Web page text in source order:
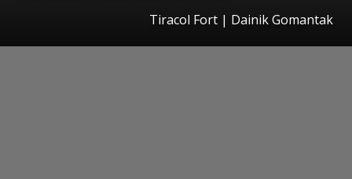
Tiracol Fort | Dainik Gomantak